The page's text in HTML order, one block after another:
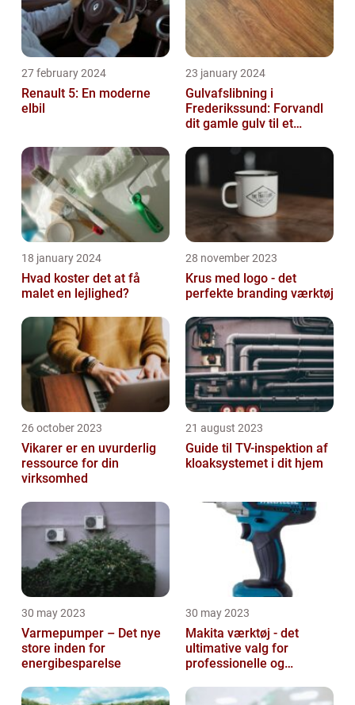
27 february 2024
Renault 5: En moderne
elbil
23 january 2024
Gulvafslibning i
Frederikssund: Forvandl
dit gamle gulv til et
18 january 2024
Hvad koster det at få
malet en lejlighed?
28 november 2023
Krus med logo - det
perfekte branding værktøj
26 october 2023
Vikarer er en uvurderlig
ressource for din
virksomhed
21 august 2023
Guide til TV-inspektion af
kloaksystemet i dit hjem
30 may 2023
Varmepumper – Det nye
store inden for
energibesparelse
30 may 2023
Makita værktøj - det
ultimative valg for
professionelle og
selv'ere